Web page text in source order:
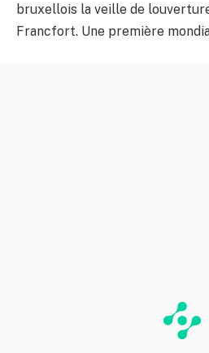
bruxellois la veille de
Francfort. Une première